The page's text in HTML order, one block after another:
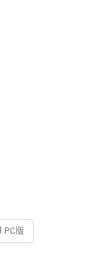
PC版